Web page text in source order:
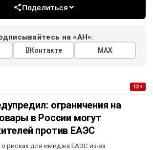
Поделиться
на «АН»:
ВКонтакте МАХ
13+
ограничения на
в России могут
против ЕАЭС
рисках для имиджа ЕАЭС из-за